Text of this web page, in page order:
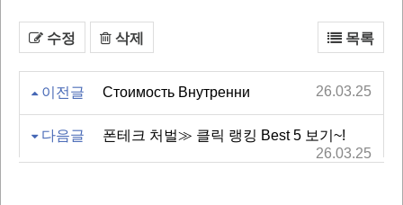
수정 삭제 목록
이전글 Стоимость Внутренни 26.03.25
다음글
폰테크 처벌≫ 클릭 랭킹 Best 5 보기~!
26.03.25